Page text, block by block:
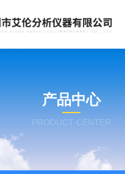
产品中心
PRODUCT CENTER